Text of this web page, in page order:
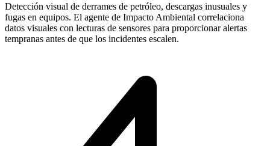
Detección visual de derrames de petróleo, descargas inusuales y
fugas en equipos. El agente de Impacto Ambiental correlaciona
datos visuales con lecturas de sensores para proporcionar alertas
tempranas antes de que los incidentes escalen.